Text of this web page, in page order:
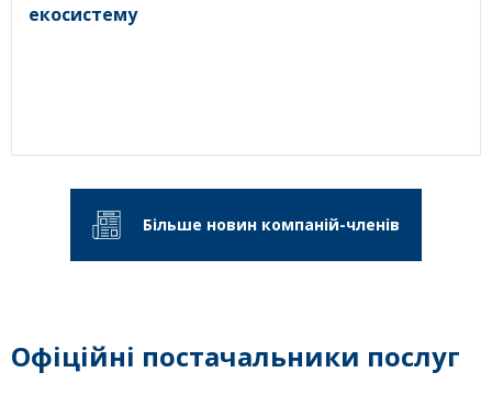
екосистему
Більше новин компаній-членів
Офіційні постачальники послуг